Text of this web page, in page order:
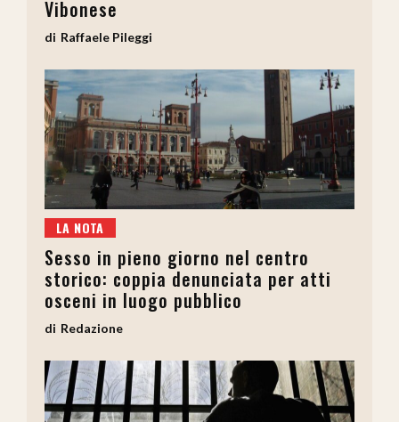
Vibonese
Raffaele Pileggi
LA NOTA
Sesso in pieno giorno nel centro
storico: coppia denunciata per atti
osceni in luogo pubblico
Redazione